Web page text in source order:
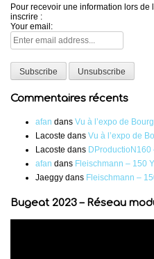
Pour recevoir une information lors
inscrire :
Your email:
Commentaires récents
afan dans Vu à l’expo de
Lacoste dans Vu à l’expo de
Lacoste dans
afan dans Fleischmann – 150
Jaeggy dans Fleischmann –
Bugeat 2023 – Réseau